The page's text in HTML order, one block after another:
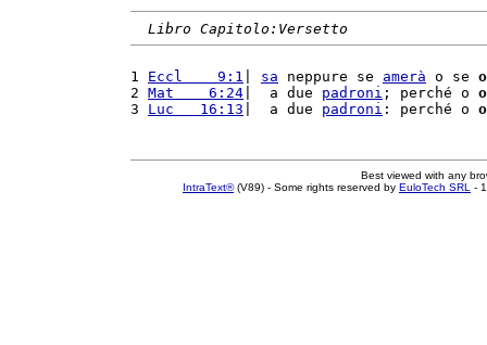
Libro Capitolo:Versetto
1 Eccl    9:1 sa neppure se amerà o se
2 Mat    6:24 |  a due padroni ; perché o
3 Luc   16:13 |  a due padroni : perché o
Best viewed with any
IntraText®(V89) - Some rights reserved by EuloTech SRL -